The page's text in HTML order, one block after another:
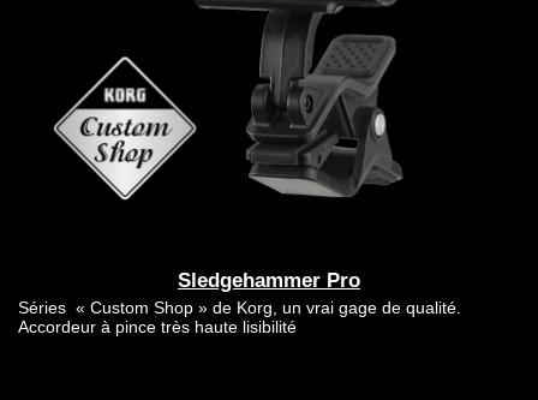
Sledgehammer Pro
Séries « Custom Shop » de Korg, un vrai gage de qualité.
Accordeur à pince très haute lisibilité